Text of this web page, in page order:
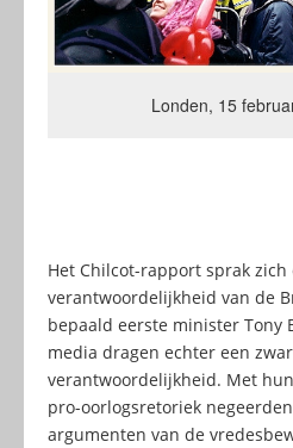
Londen, 15
Het Chilcot-rapport sprak
verantwoordelijkheid van de
bepaald eerste minister Tony
media dragen echter een
verantwoordelijkheid. Met
pro-oorlogsretoriek
argumenten van de